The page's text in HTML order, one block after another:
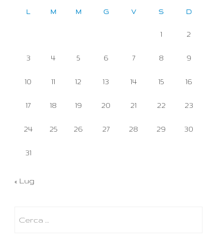
L M M G V S D
1 2
3 4 5 6 7 8 9
10 11 12 13 14 15 16
17 18 19 20 21 22 23
24 25 26 27 28 29 30
31
« Lug